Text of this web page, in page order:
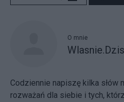
O mnie
Codziennie napiszę kilka słów
rozważań dla siebie i tych,